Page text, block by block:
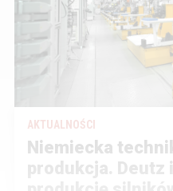
AKTUALNOŚCI
Niemiecka
produkcja. Deutz